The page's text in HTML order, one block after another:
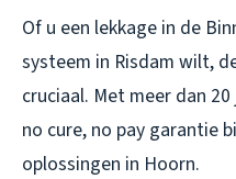
Of u een lekkage in de
systeem in Risdam wilt,
cruciaal. Met meer dan
no cure, no pay garantie
oplossingen in Hoorn.